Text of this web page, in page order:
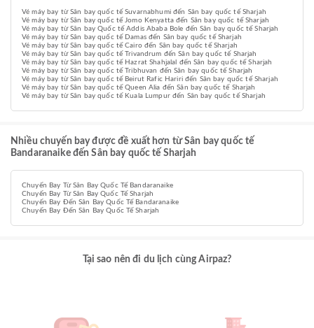
Vé máy bay từ Sân bay quốc tế Suvarnabhumi đến Sân bay quốc tế Sharjah
Vé máy bay từ Sân bay quốc tế Jomo Kenyatta đến Sân bay quốc tế Sharjah
Vé máy bay từ Sân bay Quốc tế Addis Ababa Bole đến Sân bay quốc tế Sharjah
Vé máy bay từ Sân bay quốc tế Damas đến Sân bay quốc tế Sharjah
Vé máy bay từ Sân bay quốc tế Cairo đến Sân bay quốc tế Sharjah
Vé máy bay từ Sân bay quốc tế Trivandrum đến Sân bay quốc tế Sharjah
Vé máy bay từ Sân bay quốc tế Hazrat Shahjalal đến Sân bay quốc tế Sharjah
Vé máy bay từ Sân bay quốc tế Tribhuvan đến Sân bay quốc tế Sharjah
Vé máy bay từ Sân bay quốc tế Beirut Rafic Hariri đến Sân bay quốc tế Sharjah
Vé máy bay từ Sân bay quốc tế Queen Alia đến Sân bay quốc tế Sharjah
Vé máy bay từ Sân bay quốc tế Kuala Lumpur đến Sân bay quốc tế Sharjah
Nhiều chuyến bay được đề xuất hơn từ Sân bay quốc tế
Bandaranaike đến Sân bay quốc tế Sharjah
Chuyến Bay Từ Sân Bay Quốc Tế Bandaranaike
Chuyến Bay Từ Sân Bay Quốc Tế Sharjah
Chuyến Bay Đến Sân Bay Quốc Tế Bandaranaike
Chuyến Bay Đến Sân Bay Quốc Tế Sharjah
Tại sao nên đi du lịch cùng Airpaz?